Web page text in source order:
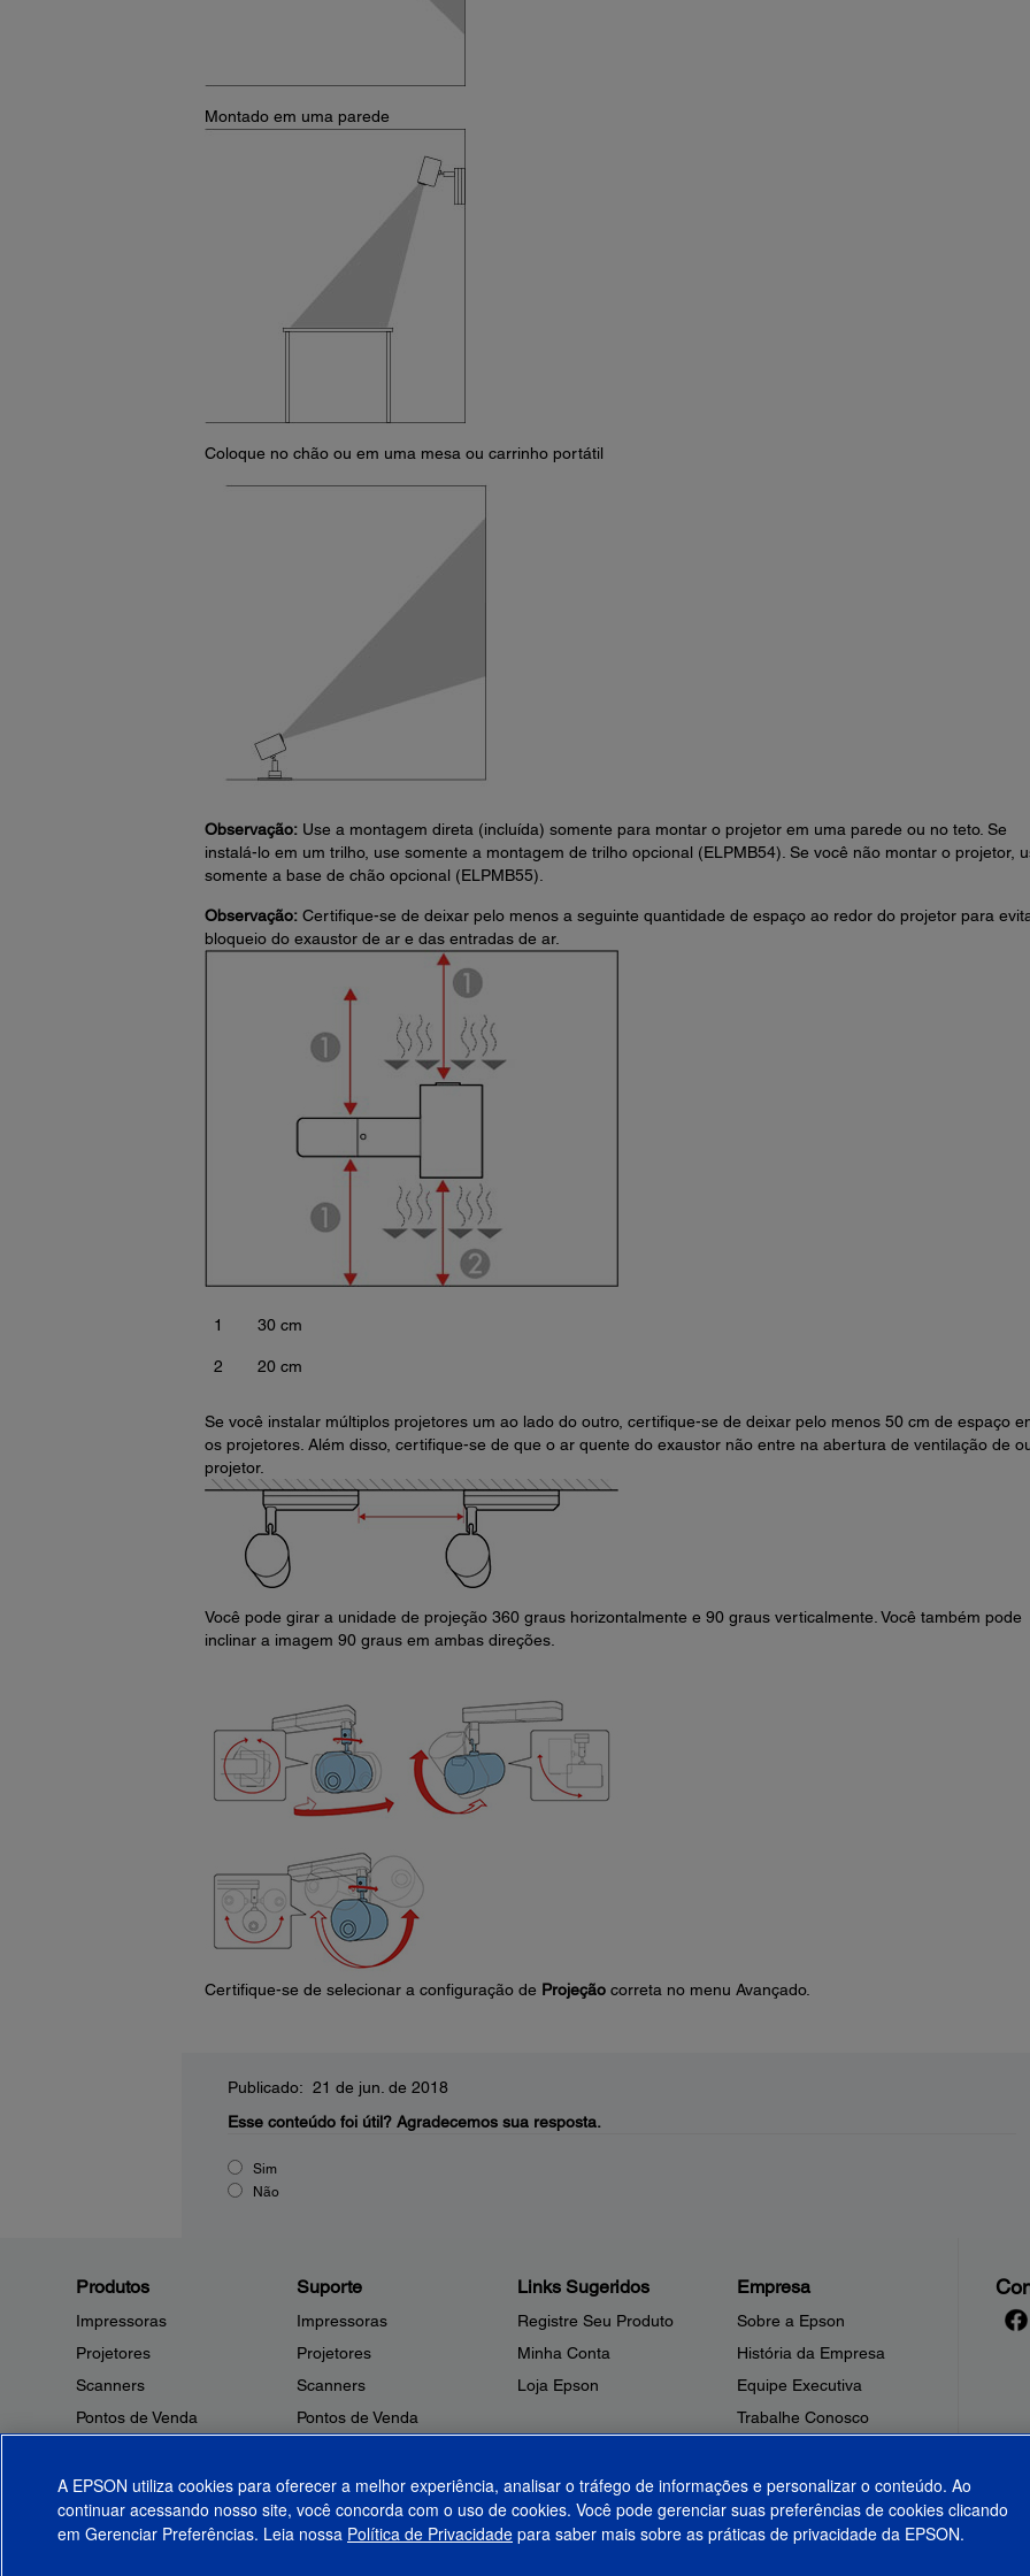
Montado em uma parede
Coloque no chão ou em uma mesa ou carrinho portátil
Observação:Use a montagem direta (incluída) somente para montar o projetor em uma parede ou no teto. Se
instalá-lo em um trilho, use somente a montagem de trilho opcional (ELPMB54). Se você não montar o projetor,
somente a base de chão opcional (ELPMB55).
Observação:Certifique-se de deixar pelo menos a seguinte quantidade de espaço ao redor do projetor para
bloqueio do exaustor de ar e das entradas de ar.
1 30 cm
2 20 cm
Se você instalar múltiplos projetores um ao lado do outro, certifique-se de deixar pelo menos 50 cm de espaço
os projetores. Além disso, certifique-se de que o ar quente do exaustor não entre na abertura de ventilação de
projetor.
Você pode girar a unidade de projeção 360 graus horizontalmente e 90 graus verticalmente. Você também pode
inclinar a imagem 90 graus em ambas direções.
Certifique-se de selecionar a configuração de Projeçãocorreta no menu Avançado.
Publicado: 21 de jun. de 2018
Esse conteúdo foi útil? Agradecemos sua resposta.
Sim
Não
Produtos
Impressoras
Projetores
Scanners
Pontos de Venda
Microdispositivos
Tintas
Papel
Suporte
Impressoras
Projetores
Scanners
Pontos de Venda
Outros Produtos
Notificações de Segurança
Links Sugeridos
Registre Seu Produto
Minha Conta
Loja Epson
Empresa
Sobre a Epson
História da Empresa
Equipe Executiva
Trabalhe Conosco
Fale Conosco
Shakira + Epson
A EPSON utiliza cookies para oferecer a melhor experiência, analisar o tráfego de informações e personalizar o conteúdo. Ao
continuar acessando nosso site, você concorda com o uso de cookies. Você pode gerenciar suas preferências de cookies clicando
em Gerenciar Preferências. Leia nossa Política de Privacidade para saber mais sobre as práticas de privacidade da EPSON.